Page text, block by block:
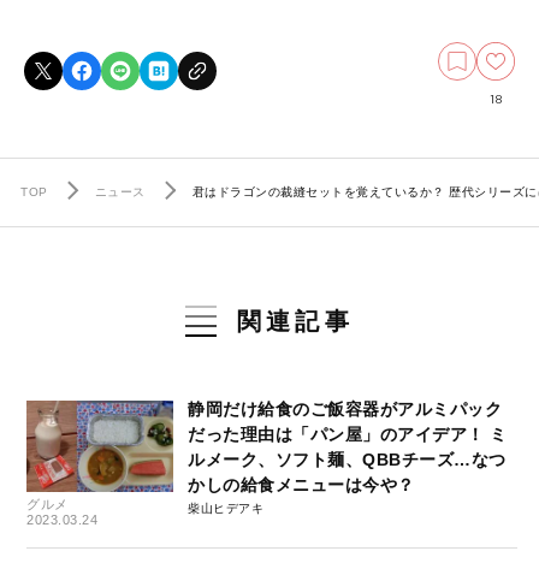
18
TOP ニュース 君はドラゴンの裁縫セットを覚えているか？ 歴代シリーズ
関連記事
グルメ
2023.03.24
静岡だけ給食のご飯容器がアルミパック
だった理由は「パン屋」のアイデア！ ミ
ルメーク、ソフト麺、QBBチーズ…なつ
かしの給食メニューは今や？
柴山ヒデアキ